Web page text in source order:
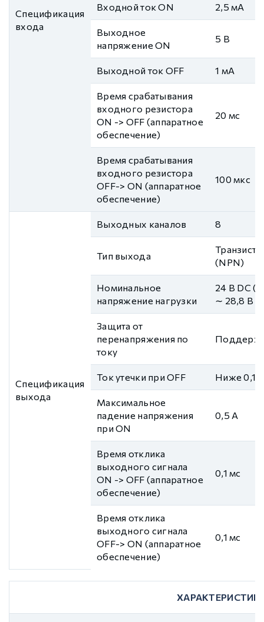
Спецификация
входа
Входной ток ON 2,5 мА
Выходное
напряжение ON
5 В
Выходной ток OFF 1 мА
Время срабатывания
входного резистора
ON -> OFF (аппаратное
обеспечение)
20 мс
Время срабатывания
входного резистора
OFF-> ON (аппаратное
обеспечение)
100 мкс
Спецификация
выхода
Выходных каналов 8
Тип выхода
(NPN)
Номинальное
напряжение нагрузки
24 В DC
∼ 28,8 В
Защита от
перенапряжения по
току
Ток утечки при OFF Ниже 0,1
Максимальное
падение напряжения
при ON
0,5 А
Время отклика
выходного сигнала
ON -> OFF (аппаратное
обеспечение)
0,1 мс
Время отклика
выходного сигнала
OFF-> ON (аппаратное
обеспечение)
0,1 мс